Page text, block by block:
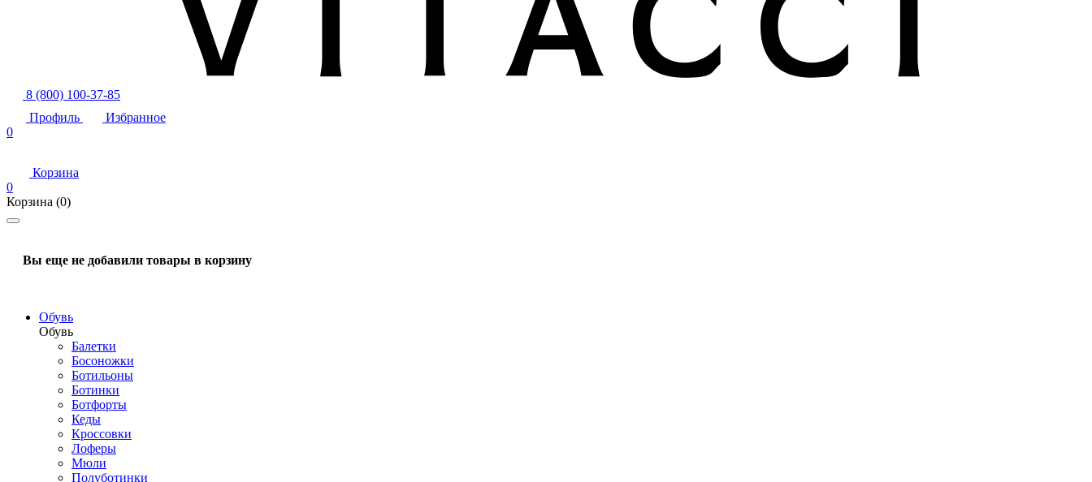
8 (800) 100-37-85
Профиль
Избранное
0
Корзина
0
Корзина (0)
Вы еще не добавили товары в корзину
Обувь
Обувь
Балетки
Босоножки
Ботильоны
Ботинки
Ботфорты
Кеды
Кроссовки
Лоферы
Мюли
Полуботинки